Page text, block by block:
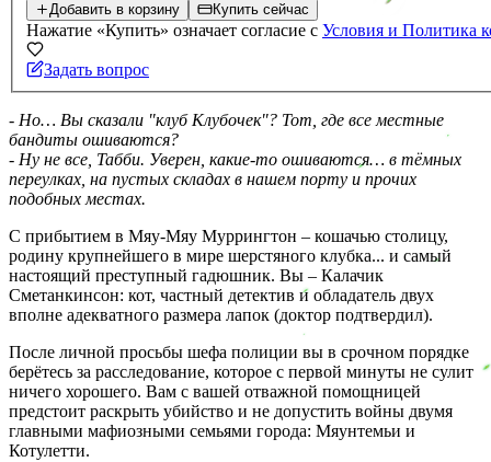
Добавить в корзину Купить сейчас
Нажатие «Купить» означает согласие с Условия и Политика
Задать вопрос
- Но… Вы сказали "клуб Клубочек"? Тот, где все местные
бандиты ошиваются?
- Ну не все, Табби. Уверен, какие-то ошиваются… в тёмных
переулках, на пустых складах в нашем порту и прочих
подобных местах.
С прибытием в Мяу-Мяу Муррингтон – кошачью столицу,
родину крупнейшего в мире шерстяного клубка... и самый
настоящий преступный гадюшник. Вы – Калачик
Сметанкинсон: кот, частный детектив и обладатель двух
вполне адекватного размера лапок (доктор подтвердил).
После личной просьбы шефа полиции вы в срочном порядке
берётесь за расследование, которое с первой минуты не сулит
ничего хорошего. Вам с вашей отважной помощницей
предстоит раскрыть убийство и не допустить войны двумя
главными мафиозными семьями города: Мяунтемьи и
Котулетти.